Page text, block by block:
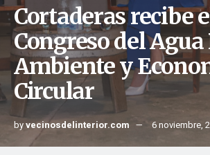
Cortaderas recibe
Congreso del Agua
Ambiente y
Circular
byvecinosdelinterior.com 6 noviembre,